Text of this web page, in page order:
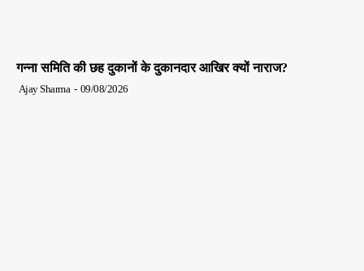
गन्ना समिति की छह दुकानों के दुकानदार आखिर क्यों नाराज?
Ajay Sharma - 09/08/2026